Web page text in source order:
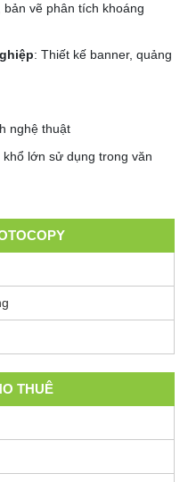
bản vẽ phân tích khoáng
: Thiết kế banner, quảng
nghệ thuật
khổ lớn sử dụng trong văn
THUÊ